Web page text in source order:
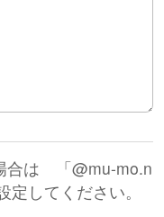
合は 「@mu-mo.n
してください。